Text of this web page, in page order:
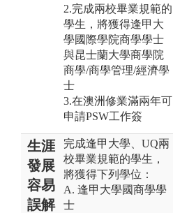
2.完成兩校畢業規範的
學生，將獲得逢甲大
學國際學院商學學士
與昆士蘭大學商學院
商學/商學管理/經濟學
士
3.在澳洲修業滿兩年可
申請PSW工作簽
生涯
發展
容易
誤解
完成逢甲大學、UQ兩
校畢業規範的學生，
將獲得下列學位：
A. 逢甲大學國商學學
士